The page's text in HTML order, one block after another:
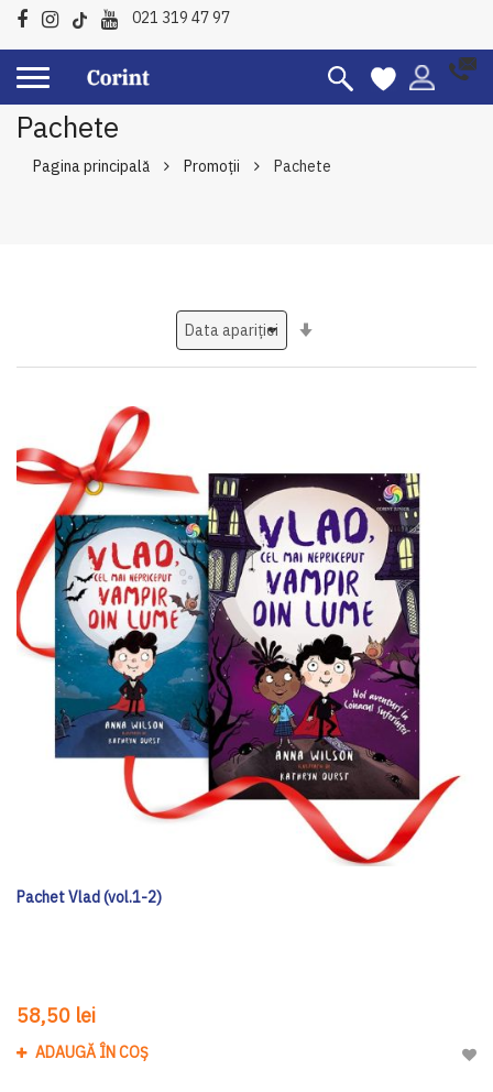
021 319 47 97
Pachete
Pagina principală Promoții Pachete
Pachet Vlad (vol.1-2)
58,50 lei
ADAUGĂ ÎN COȘ